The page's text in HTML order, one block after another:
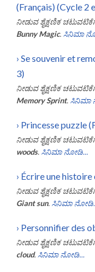
(Français) (Cycle 2
ನೀಡುವ ಶೈಕ್ಷಣಿಕ
Bunny Magic. ಸಿನಿಮಾ
› Se souvenir et
3)
ನೀಡುವ ಶೈಕ್ಷಣಿಕ
Memory Sprint. ಸಿನಿಮಾ
› Princesse puzzle
ನೀಡುವ ಶೈಕ್ಷಣಿಕ
woods. ಸಿನಿಮಾ ನೋಡಿ...
› Écrire une
ನೀಡುವ ಶೈಕ್ಷಣಿಕ
Giant sun. ಸಿನಿಮಾ
› Personnifier des
ನೀಡುವ ಶೈಕ್ಷಣಿಕ
cloud. ಸಿನಿಮಾ ನೋಡಿ...